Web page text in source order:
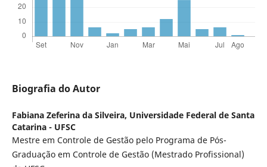
Biografia do Autor
Fabiana Zeferina da Silveira, Universidade Federal de Santa
Catarina - UFSC
Mestre em Controle de Gestão pelo Programa de Pós-
Graduação em Controle de Gestão (Mestrado Profissional)